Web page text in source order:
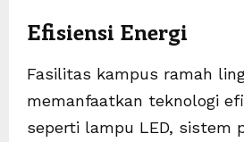
Efisiensi Energi
Fasilitas kampus ramah
memanfaatkan teknologi
seperti lampu LED, sistem